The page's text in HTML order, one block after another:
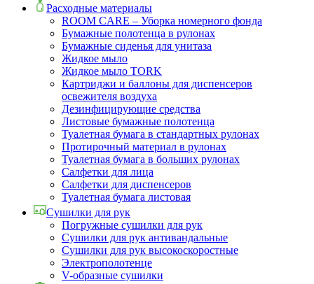
Расходные материалы
ROOM CARE – Уборка номерного фонда
Бумажные полотенца в рулонах
Бумажные сиденья для унитаза
Жидкое мыло
Жидкое мыло TORK
Картриджи и баллоны для диспенсеров
освежителя воздуха
Дезинфицирующие средства
Листовые бумажные полотенца
Туалетная бумага в стандартных рулонах
Протирочный материал в рулонах
Туалетная бумага в больших рулонах
Салфетки для лица
Салфетки для диспенсеров
Туалетная бумага листовая
Сушилки для рук
Погружные сушилки для рук
Сушилки для рук антивандальные
Сушилки для рук высокоскоростные
Электрополотенце
V-образные сушилки